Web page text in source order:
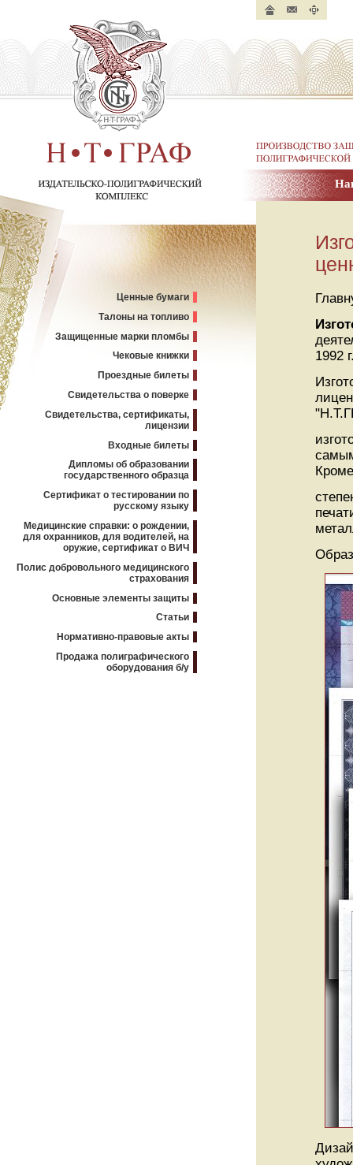
Н. Т. ГРАФ.
Издательско-полиграфический
комплекс
Производство
полиграфической
1992
Ценные бумаги
Талоны на топливо
Защищенные марки пломбы
Чековые книжки
Проездные билеты
Свидетельства о поверке
Свидетельства, сертификаты,
лицензии
Входные билеты
Дипломы об образовании
государственного образца
Сертификат о тестировании по
русскому языку
Медицинские справки: о рождении,
для охранников, для водителей, на
оружие, сертификат о ВИЧ
Полис добровольного медицинского
страхования
Основные элементы защиты
Статьи
Нормативно-правовые акты
Продажа полиграфического
оборудования б/у
страница
сайта